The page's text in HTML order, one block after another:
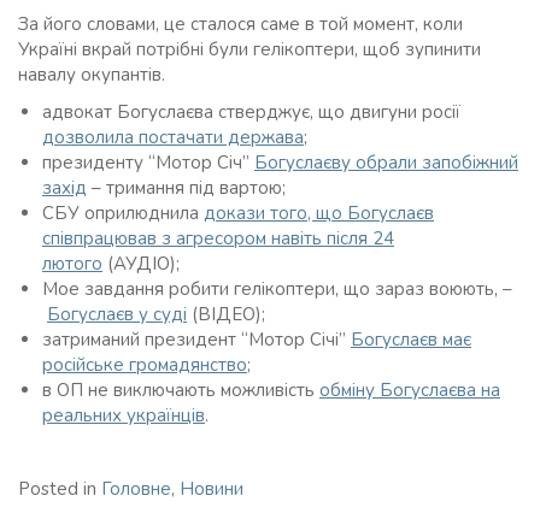
За його словами, це сталося саме в той момент, коли
Україні вкрай потрібні були гелікоптери, щоб зупинити
навалу окупантів.
адвокат Богуслаєва стверджує, що двигуни росії
дозволила постачати держава;
президенту “Мотор Січ” Богуслаєву обрали запобіжний
захід – тримання під вартою;
СБУ оприлюднила докази того, що Богуслаєв
співпрацював з агресором навіть після 24
лютого (АУДІО);
Мое завдання робити гелікоптери, що зараз воюють, –
Богуслаєв у суді (ВІДЕО);
затриманий президент “Мотор Січі” Богуслаєв має
російське громадянство;
в ОП не виключають можливість обміну Богуслаєва на
реальних українців.
Posted in Головне, Новини